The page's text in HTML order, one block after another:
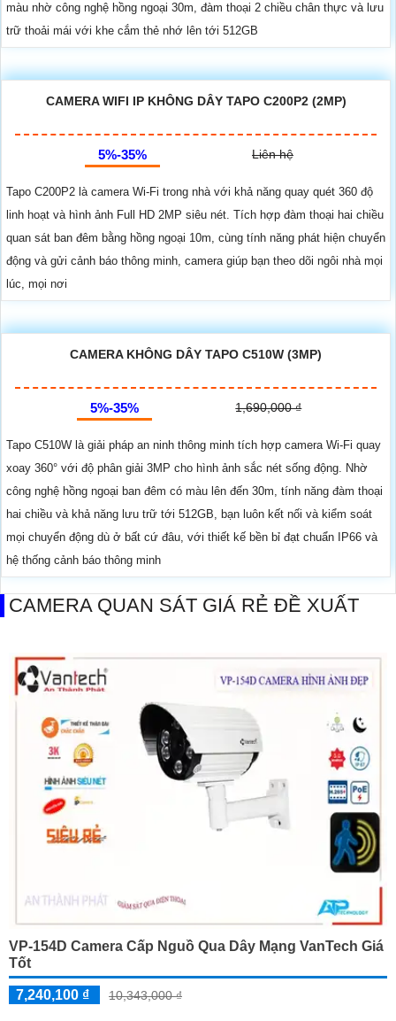
màu nhờ công nghệ hồng ngoại 30m, đàm thoại 2 chiều chân thực và lưu
trữ thoải mái với khe cắm thẻ nhớ lên tới 512GB
CAMERA WIFI IP KHÔNG DÂY TAPO C200P2 (2MP)
5%-35% Liên hệ
Tapo C200P2 là camera Wi-Fi trong nhà với khả năng quay quét 360 độ
linh hoạt và hình ảnh Full HD 2MP siêu nét. Tích hợp đàm thoại hai chiều
quan sát ban đêm bằng hồng ngoại 10m, cùng tính năng phát hiện chuyển
động và gửi cảnh báo thông minh, camera giúp bạn theo dõi ngôi nhà mọi
lúc, mọi nơi
CAMERA KHÔNG DÂY TAPO C510W (3MP)
5%-35% 1,690,000 ₫
Tapo C510W là giải pháp an ninh thông minh tích hợp camera Wi-Fi quay
xoay 360° với độ phân giải 3MP cho hình ảnh sắc nét sống động. Nhờ
công nghệ hồng ngoại ban đêm có màu lên đến 30m, tính năng đàm thoại
hai chiều và khả năng lưu trữ tới 512GB, bạn luôn kết nối và kiểm soát
mọi chuyển động dù ở bất cứ đâu, với thiết kế bền bỉ đạt chuẩn IP66 và
hệ thống cảnh báo thông minh
CAMERA QUAN SÁT GIÁ RẺ ĐỀ XUẤT
VP-154D Camera Cấp Nguồ Qua Dây Mạng VanTech Giá
Tốt
7,240,100 ₫ 10,343,000 ₫